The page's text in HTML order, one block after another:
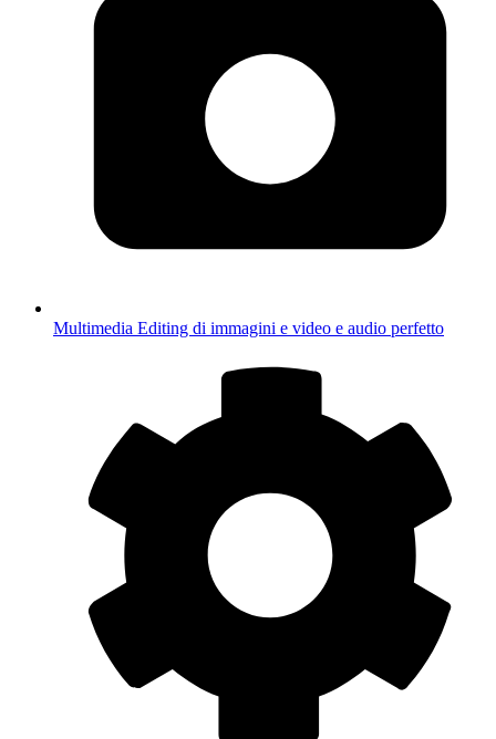
Multimedia Editing di immagini e video e audio perfetto